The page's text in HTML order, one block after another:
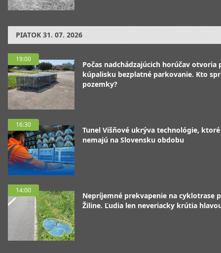
PIATOK 31. 07. 2026
19:00
Počas nadchádzajúcich horúčav otvoria
kúpalisku bezplatné parkovanie. Kto
pozemky?
16:30
Tunel Višňové ukrýva technológie, ktoré
nemajú na Slovensku obdobu
14:00
Nepríjemné prekvapenie na cyklotrase
Žiline. Ľudia len neveriacky krútia